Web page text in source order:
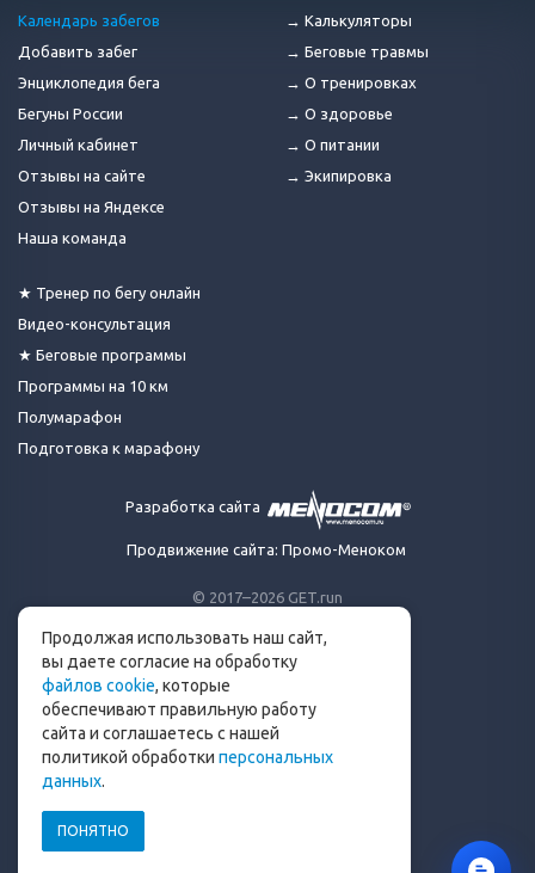
© 2017–2026 GET.run
Сделано с ❤ бегунами
для бегунов
Телеграм-канал Get.run
Беговой чат в Телеграм
info@get.run
Календарь забегов
Добавить забег
Энциклопедия бега
Бегуны России
Личный кабинет
Отзывы на сайте
Отзывы на Яндексе
Наша команда
★ Тренер по бегу онлайн
Видео-консультация
★ Беговые программы
Программы на 10 км
Полумарафон
Подготовка к марафону
→ Калькуляторы
→ Беговые травмы
→ О тренировках
→ О здоровье
→ О питании
→ Экипировка
Разработка сайта
Продвижение сайта: Промо-Меноком
Продолжая использовать наш сайт,
вы даете согласие на обработку
файлов cookie, которые
обеспечивают правильную работу
сайта и соглашаетесь с нашей
политикой обработки персональных
данных.
ПОНЯТНО